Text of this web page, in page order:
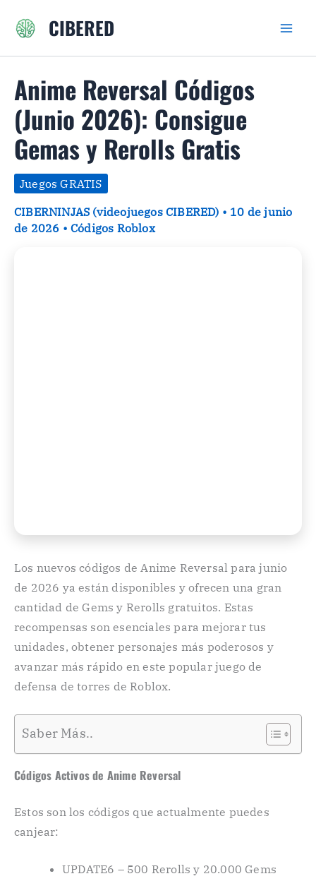
CIBERED
Anime Reversal Códigos
(Junio 2026): Consigue
Gemas y Rerolls Gratis
Juegos GRATIS
CIBERNINJAS (videojuegos CIBERED) • 10 de junio
de 2026 •Códigos Roblox
Los nuevos códigos de Anime Reversal para junio
de 2026 ya están disponibles y ofrecen una gran
cantidad de Gems y Rerolls gratuitos. Estas
recompensas son esenciales para mejorar tus
unidades, obtener personajes más poderosos y
avanzar más rápido en este popular juego de
defensa de torres de Roblox.
Saber Más..
Códigos Activos de Anime Reversal
Estos son los códigos que actualmente puedes
canjear:
UPDATE6 – 500 Rerolls y 20.000 Gems